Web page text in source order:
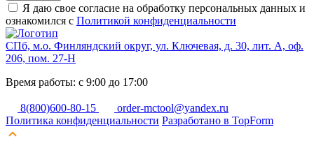
Я даю свое согласие на обработку персональных данных и
ознакомился с Политикой конфиденциальности
СПб, м.о. Финляндский округ, ул. Ключевая, д. 30, лит. А, оф.
206, пом. 27-Н
Время работы: с 9:00 до 17:00
8(800)600-80-15
order-mctool@yandex.ru
Политика конфиденциальности Разработано в TopForm